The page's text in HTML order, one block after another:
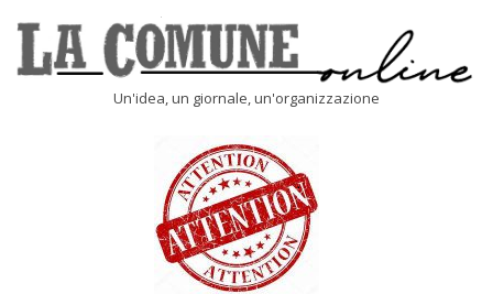
content
Un'idea, un giornale, un'organizzazione